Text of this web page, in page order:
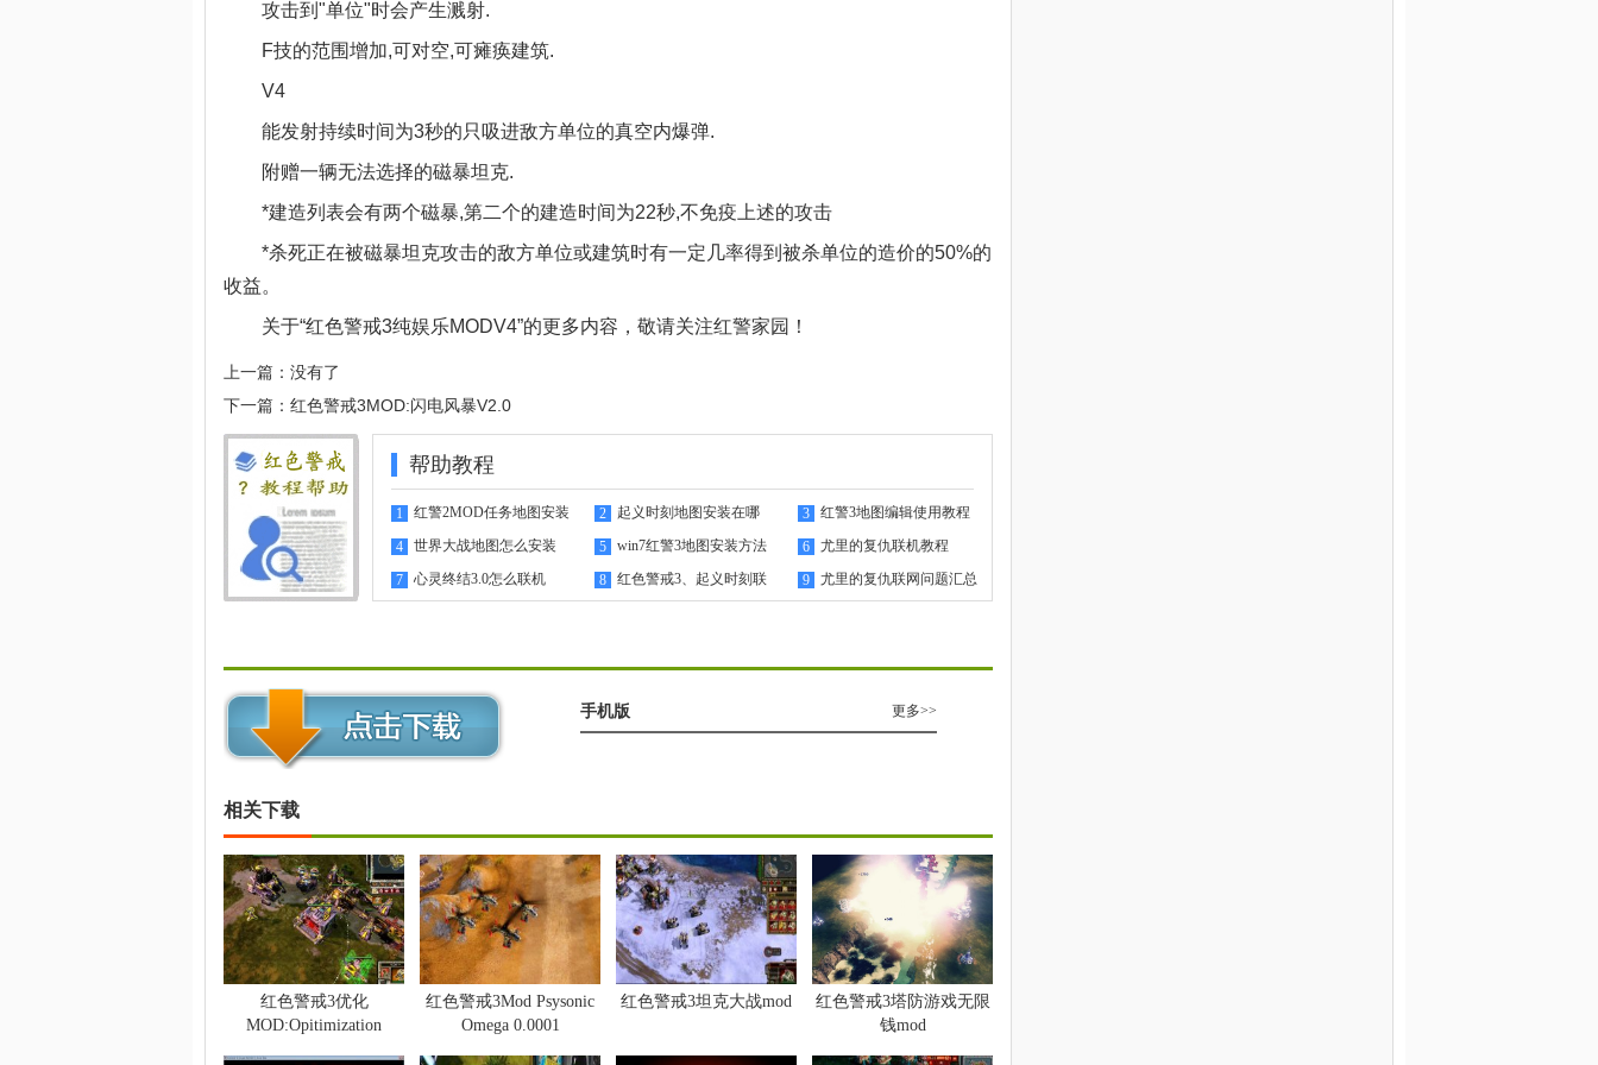
攻击到"单位"时会产生溅射.
F技的范围增加,可对空,可瘫痪建筑.
V4
能发射持续时间为3秒的只吸进敌方单位的真空内爆弹.
附赠一辆无法选择的磁暴坦克.
*建造列表会有两个磁暴,第二个的建造时间为22秒,不免疫上述的攻击
*杀死正在被磁暴坦克攻击的敌方单位或建筑时有一定几率得到被杀单位的造价的50%的
收益。
关于“红色警戒3纯娱乐MODV4”的更多内容，敬请关注红警家园 ！
上一篇：没有了
下一篇： 红色警戒3MOD:闪电风暴V2.0
帮助教程
1
红警2MOD任务地图安装
指南
2 起义时刻地图安装在哪 3 红警3地图编辑使用教程
4 世界大战地图怎么安装 5 win7红警3地图安装方法 6 尤里的复仇联机教程
7 心灵终结3.0怎么联机 8
红色警戒3、起义时刻联
9 尤里的复仇联网问题汇总
更多>>
手机版
相关下载
红色警戒3优化
MOD:Opitimization
红色警戒3Mod Psysonic
Omega 0.0001
红色警戒3坦克大战mod
红色警戒3塔防游戏无限
钱mod